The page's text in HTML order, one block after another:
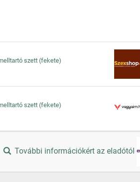
szett (fekete)
szett (fekete)
További információkért az eladótól